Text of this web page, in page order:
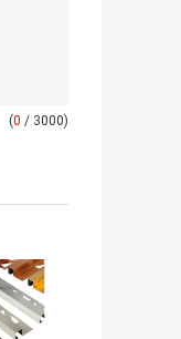
(0 / 3000)